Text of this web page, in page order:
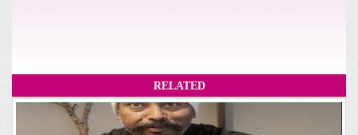
RELATED